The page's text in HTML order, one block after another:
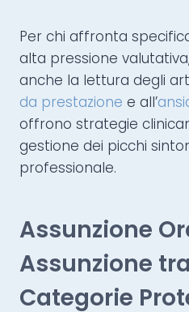
Per chi affronta
alta pressione
anche la lettura degli
da prestazione e all’
offrono strategie
gestione dei picchi
professionale.
Assunzione
Assunzione
Categorie